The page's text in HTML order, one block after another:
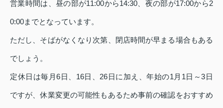
営業時間は、昼の部が11:00から14:30、夜の部が17:00から2
0:00までとなっています。
ただし、そばがなくなり次第、閉店時間が早まる場合もある
でしょう。
定休日は毎月6日、16日、26日に加え、年始の1月1日～3日
ですが、休業変更の可能性もあるため事前の確認をおすすめ